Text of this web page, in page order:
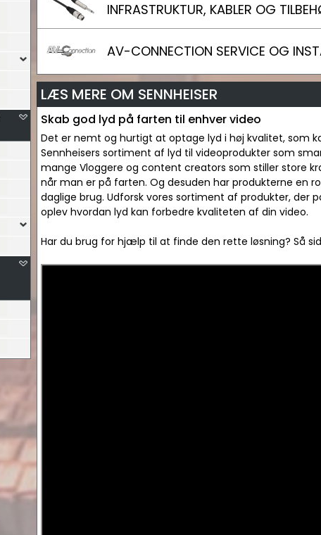
INFRASTRUKTUR, KABLER OG
AV-CONNECTION SERVICE OG
LÆS MERE OM SENNHEISER
Skab god lyd på farten til enhver video
Det er nemt og hurtigt at optage lyd i høj kvalitet, som
Sennheisers sortiment af lyd til videoprodukter som
mange Vloggere og content creators som stiller store
når man er på farten. Og desuden har produkterne en
daglige brug. Udforsk vores sortiment af produkter, der
oplev hvordan lyd kan forbedre kvaliteten af din video.
Har du brug for hjælp til at finde den rette løsning? Så